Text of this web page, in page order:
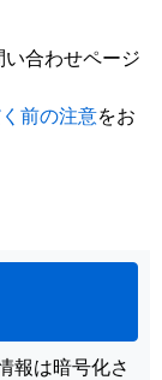
合わせページ
前の注意をお
報は暗号化さ